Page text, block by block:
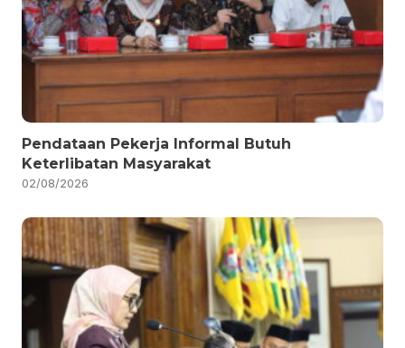
Pendataan Pekerja Informal Butuh
Keterlibatan Masyarakat
02/08/2026